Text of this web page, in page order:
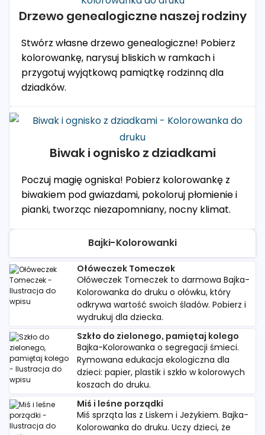
Drzewo genealogiczne naszej rodziny
Stwórz własne drzewo genealogiczne! Pobierz
kolorowankę, narysuj bliskich w ramkach i
przygotuj wyjątkową pamiątkę rodzinną dla
dziadków.
Biwak i ognisko z dziadkami
Poczuj magię ogniska! Pobierz kolorowankę z
biwakiem pod gwiazdami, pokoloruj płomienie i
pianki, tworząc niezapomniany, nocny klimat.
Bajki-Kolorowanki
Ołóweczek Tomeczek
Ołóweczek Tomeczek to darmowa Bajka-
Kolorowanka do druku o ołówku, który
odkrywa wartość swoich śladów. Pobierz i
wydrukuj dla dziecka.
Szkło do zielonego, pamiętaj kolego
Bajka-Kolorowanka o segregacji śmieci.
Rymowana edukacja ekologiczna dla
dzieci: papier, plastik i szkło w kolorowych
koszach do druku.
Miś i leśne porządki
Miś sprząta las z Liskem i Jeżykiem. Bajka-
Kolorowanka do druku. Uczy dzieci, że